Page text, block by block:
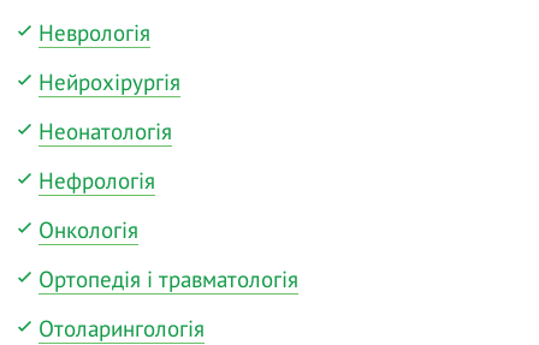
Неврологія
Нейрохірургія
Неонатологія
Нефрологія
Онкологія
Ортопедія і травматологія
Отоларингологія